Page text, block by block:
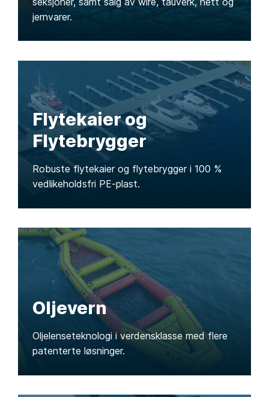
jernvarer.
Flytekaier og
Flytebrygger
Robuste flytekaier og flytebrygger i 100 %
vedlikeholdsfri PE-plast.
Oljevern
Oljelenseteknologi i verdensklasse med flere
patenterte løsninger.